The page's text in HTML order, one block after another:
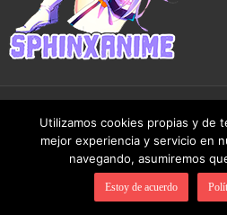
Copyright © 2015-2026 SphinxAnime - Este
servidores, solo comparte contenido de
Utilizamos cookies propias y de
mejor experiencia y servicio en
navegando, asumiremos
Estoy de acuerdo